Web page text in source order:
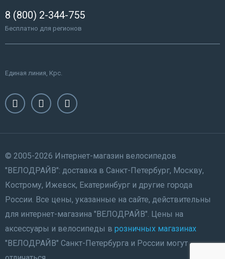
8 (800) 2-344-755
Бесплатно для регионов
Единая линия, Крс.
© 2005-2026 Интернет-магазин велосипедов
"ВЕЛОДРАЙВ": доставка в Санкт-Петербург, Москву,
Кострому, Ижевск, Екатеринбург и другие города
России. Все цены, указанные на сайте, действительны
для интернет-магазина "ВЕЛОДРАЙВ". Цены на
аксессуары и велосипеды в розничных магазинах
"ВЕЛОДРАЙВ" Санкт-Петербурга и России могут